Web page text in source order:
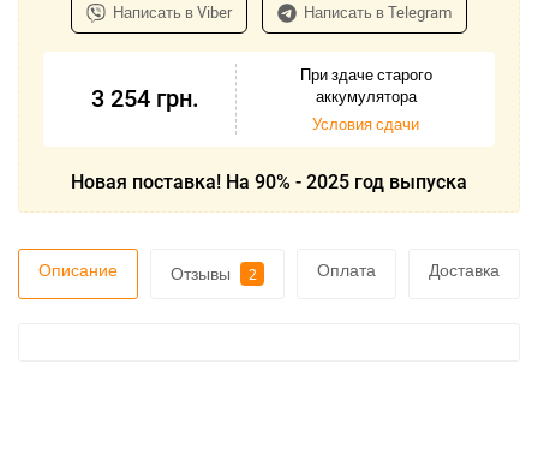
Написать в Viber Написать в Telegram
3 254 грн.
При здаче старого
аккумулятора
Условия сдачи
Новая поставка! На 90% - 2025 год выпуска
Описание Отзывы 2 Оплата Доставка